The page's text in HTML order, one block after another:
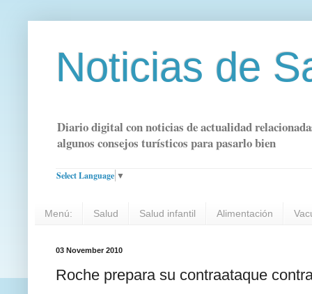
Noticias de
Diario digital con noticias de actualidad
algunos consejos turísticos para pasarlo bien
Select Language ▼
Menú: Salud Salud infantil Alimentación
03 November 2010
Roche prepara su contraataque